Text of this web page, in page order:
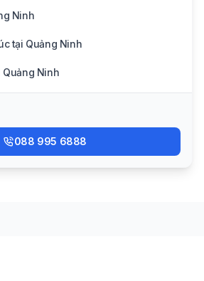
Ninh
tại Quảng Ninh
Quảng Ninh
088 995 6888